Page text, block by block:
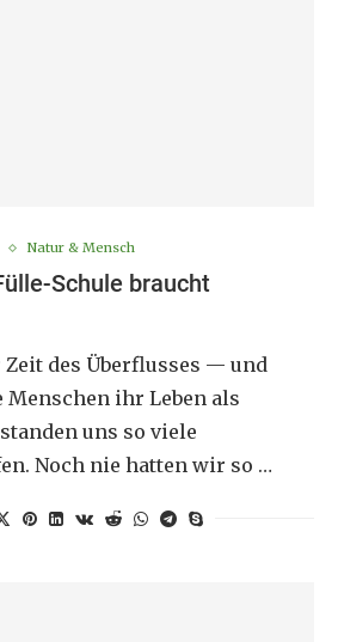
Natur & Mensch
Schule braucht
des Überflusses — und
Menschen ihr Leben als
uns so viele
Noch nie hatten wir so …